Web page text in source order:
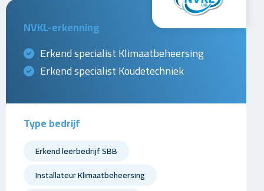
NVKL-erkenning
Erkend specialist Klimaatbeheersing
Erkend specialist Koudetechniek
Type bedrijf
Erkend leerbedrijf SBB
Installateur Klimaatbeheersing